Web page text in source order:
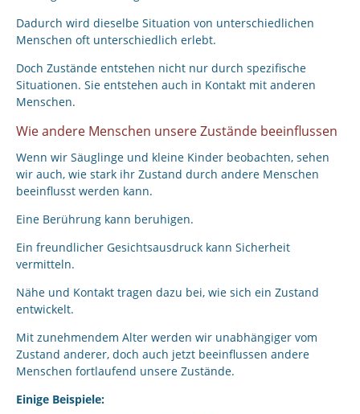
Dadurch wird dieselbe Situation von unterschiedlichen
Menschen oft unterschiedlich erlebt.
Doch Zustände entstehen nicht nur durch spezifische
Situationen. Sie entstehen auch in Kontakt mit anderen
Menschen.
Wie andere Menschen unsere Zustände beeinflussen
Wenn wir Säuglinge und kleine Kinder beobachten, sehen
wir auch, wie stark ihr Zustand durch andere Menschen
beeinflusst werden kann.
Eine Berührung kann beruhigen.
Ein freundlicher Gesichtsausdruck kann Sicherheit
vermitteln.
Nähe und Kontakt tragen dazu bei, wie sich ein Zustand
entwickelt.
Mit zunehmendem Alter werden wir unabhängiger vom
Zustand anderer, doch auch jetzt beeinflussen andere
Menschen fortlaufend unsere Zustände.
Einige Beispiele: